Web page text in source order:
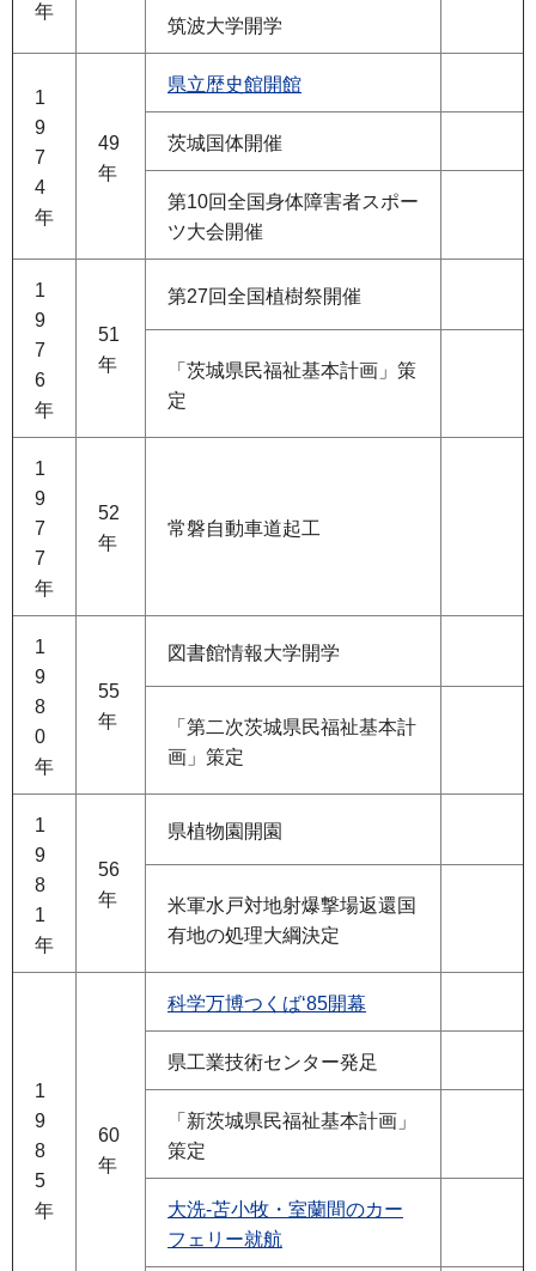
年
筑波大学開学
1
9
7
4
年
49
年
県立歴史館開館
茨城国体開催
第10回全国身体障害者スポー
ツ大会開催
1
9
7
6
年
51
年
第27回全国植樹祭開催
「茨城県民福祉基本計画」策
定
1
9
7
7
年
52
年
常磐自動車道起工
1
9
8
0
年
55
年
図書館情報大学開学
「第二次茨城県民福祉基本計
画」策定
1
9
8
1
年
56
年
県植物園開園
米軍水戸対地射爆撃場返還国
有地の処理大綱決定
1
9
8
5
年
60
年
科学万博つくば‘85開幕
県工業技術センター発足
「新茨城県民福祉基本計画」
策定
大洗-苫小牧・室蘭間のカー
フェリー就航